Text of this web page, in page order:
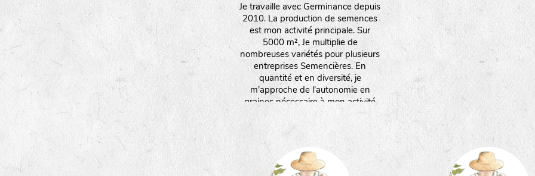
Je travaille avec Germinance depuis
2010. La production de semences
est mon activité principale. Sur
5000 m², Je multiplie de
nombreuses variétés pour plusieurs
entreprises Semencières. En
quantité et en diversité, je
m'approche de l'autonomie en
graines nécessaire à mon activité
printemps (atelier qui m'occupe à
temps plein de fevrier à début juin).
Je pratique la biodynamie et un peu
de traction animale.